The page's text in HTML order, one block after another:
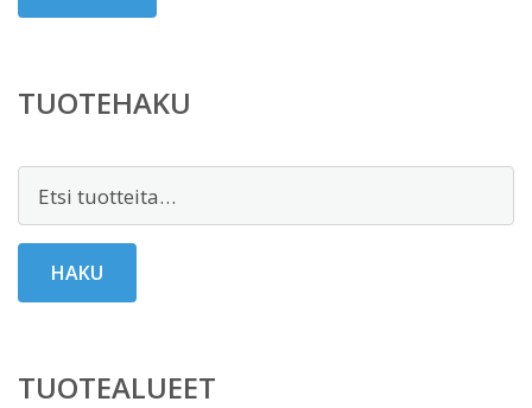
TUOTEHAKU
HAKU
TUOTEALUEET